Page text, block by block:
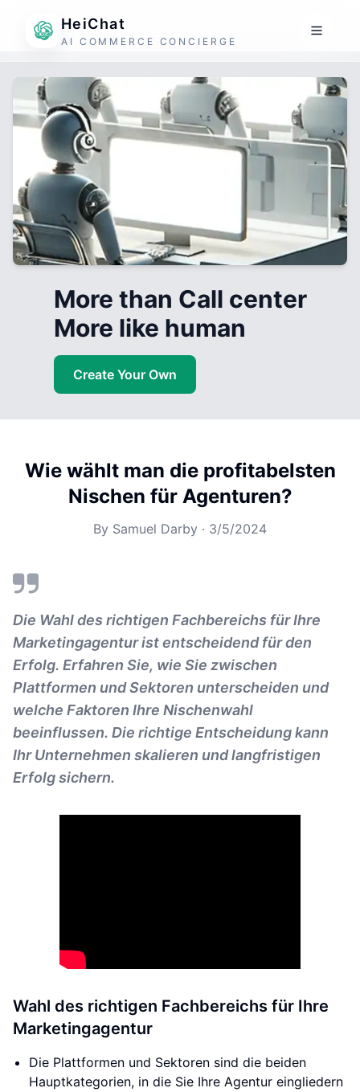
HeiChat
AI COMMERCE CONCIERGE
More than Call center
More like human
Create Your Own
Wie wählt man die profitabelsten
Nischen für Agenturen?
By Samuel Darby · 3/5/2024
Die Wahl des richtigen Fachbereichs für Ihre
Marketingagentur ist entscheidend für den
Erfolg. Erfahren Sie, wie Sie zwischen
Plattformen und Sektoren unterscheiden und
welche Faktoren Ihre Nischenwahl
beeinflussen. Die richtige Entscheidung kann
Ihr Unternehmen skalieren und langfristigen
Erfolg sichern.
Wahl des richtigen Fachbereichs für Ihre
Marketingagentur
Die Plattformen und Sektoren sind die beiden
Hauptkategorien, in die Sie Ihre Agentur eingliedern